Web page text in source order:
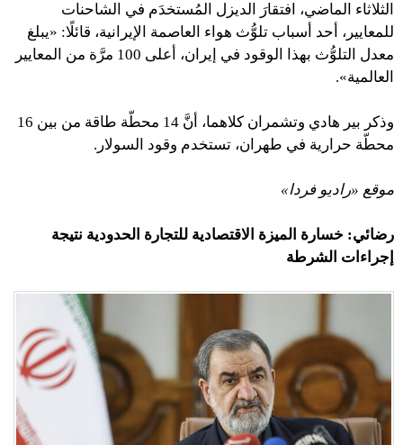
الثلاثاء الماضي، افتقارَ الديزل المُستخدَم في الشاحنات
للمعايير، أحد أسباب تلوُّث هواء العاصمة الإيرانية، قائلًا: «يبلغ
معدل التلوُّث بهذا الوقود في إيران، أعلى 100 مرَّة من المعايير
العالمية».
وذكر بير هادي وتشمران كلاهما، أنَّ 14 محطّة طاقة من بين 16
محطّة حرارية في طهران، تستخدم وقود السولار.
موقع «راديو فردا»
رضائي: خسارة الميزة الاقتصادية للتجارة الحدودية نتيجة
إجراءات الشرطة